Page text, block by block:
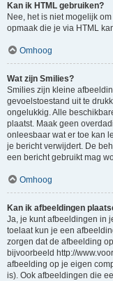
Kan ik HTML gebruiken?
Nee, het is niet mogelijk
opmaak die je via HTML
Omhoog
Wat zijn Smilies?
Smilies zijn kleine
gevoelstoestand uit te
ongelukkig. Alle
plaatst. Maak geen
onleesbaar wat er toe kan
je bericht verwijdert. De
een bericht gebruikt mag
Omhoog
Kan ik afbeeldingen
Ja, je kunt afbeeldingen in
toelaat kun je een
zorgen dat de afbeelding
bijvoorbeeld http://
afbeelding op je eigen
is). Ook afbeeldingen die